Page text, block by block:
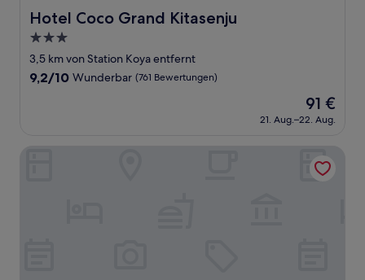
Hotel Coco Grand Kitasenju
Hotel Coco Grand Kitasenju
3.0-
Sterne-
Unterkunft
3,5 km von Station Koya entfernt
9.2
Bewertungen)
9,2/10 Wunderbar (761 Bewertungen)
Der
Preis
beträgt
91 €
21. Aug.–22. Aug.